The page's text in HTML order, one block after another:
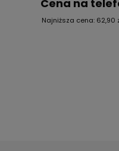
Cena na
Najniższa cena: 62,90